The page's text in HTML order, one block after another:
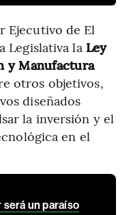
Ejecutivo de El
Legislativa la Ley
y Manufactura
otros objetivos,
diseñados
la inversión y el
en el
será un paraíso